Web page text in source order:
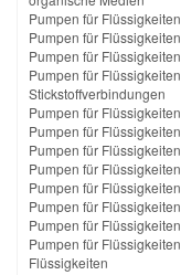
Pumpen für Flüssigkeiten
Pumpen für Flüssigkeiten
Pumpen für Flüssigkeiten
Pumpen für Flüssigkeiten
Stickstoffverbindungen
Pumpen für Flüssigkeiten
Pumpen für Flüssigkeiten
Pumpen für Flüssigkeiten
Pumpen für Flüssigkeiten
Pumpen für Flüssigkeiten
Pumpen für Flüssigkeiten
Pumpen für Flüssigkeiten
Pumpen für Flüssigkeiten
Flüssigkeiten